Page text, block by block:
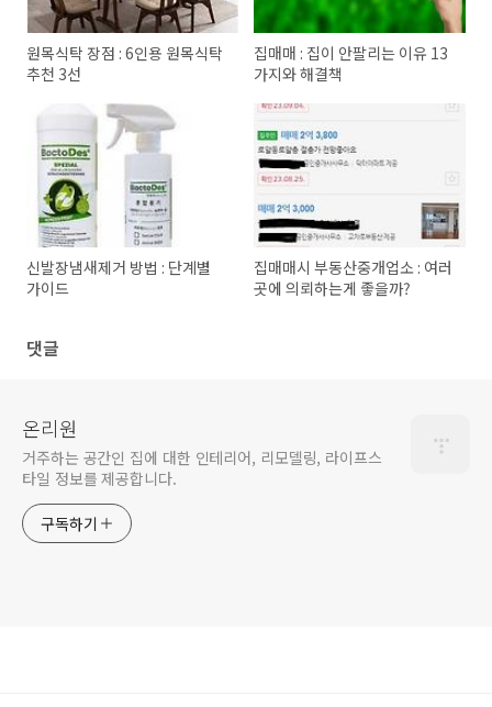
원목식탁 장점 : 6인용 원목식탁
추천 3선
집매매 : 집이 안팔리는 이유 13
가지와 해결책
신발장냄새제거 방법 : 단계별
가이드
집매매시 부동산중개업소 : 여러
곳에 의뢰하는게 좋을까?
댓글
온리원
거주하는 공간인 집에 대한 인테리어, 리모델링, 라이프스
타일 정보를 제공합니다.
구독하기